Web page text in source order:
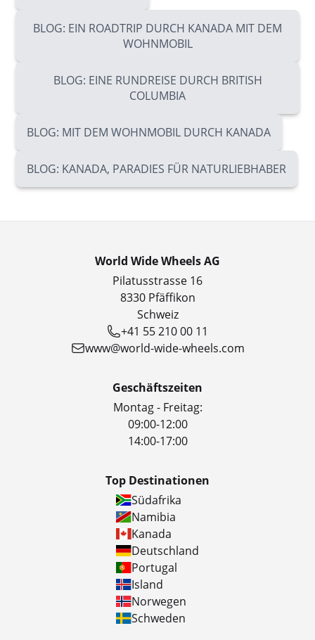
BLOG: EIN ROADTRIP DURCH KANADA MIT DEM
WOHNMOBIL
BLOG: EINE RUNDREISE DURCH BRITISH
COLUMBIA
BLOG: MIT DEM WOHNMOBIL DURCH KANADA
BLOG: KANADA, PARADIES FÜR NATURLIEBHABER
World Wide Wheels AG
Pilatusstrasse 16
8330 Pfäffikon
Schweiz
+41 55 210 00 11
www@world-wide-wheels.com
Geschäftszeiten
Montag - Freitag:
09:00-12:00
14:00-17:00
Top Destinationen
Südafrika
Namibia
Kanada
Deutschland
Portugal
Island
Norwegen
Schweden